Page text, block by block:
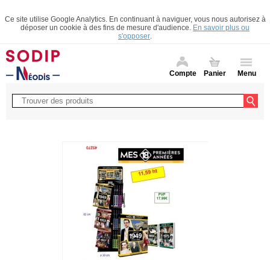
Ce site utilise Google Analytics. En continuant à naviguer, vous nous autorisez à
déposer un cookie à des fins de mesure d'audience. En savoir plus ou
s'opposer.
Compte Panier Menu